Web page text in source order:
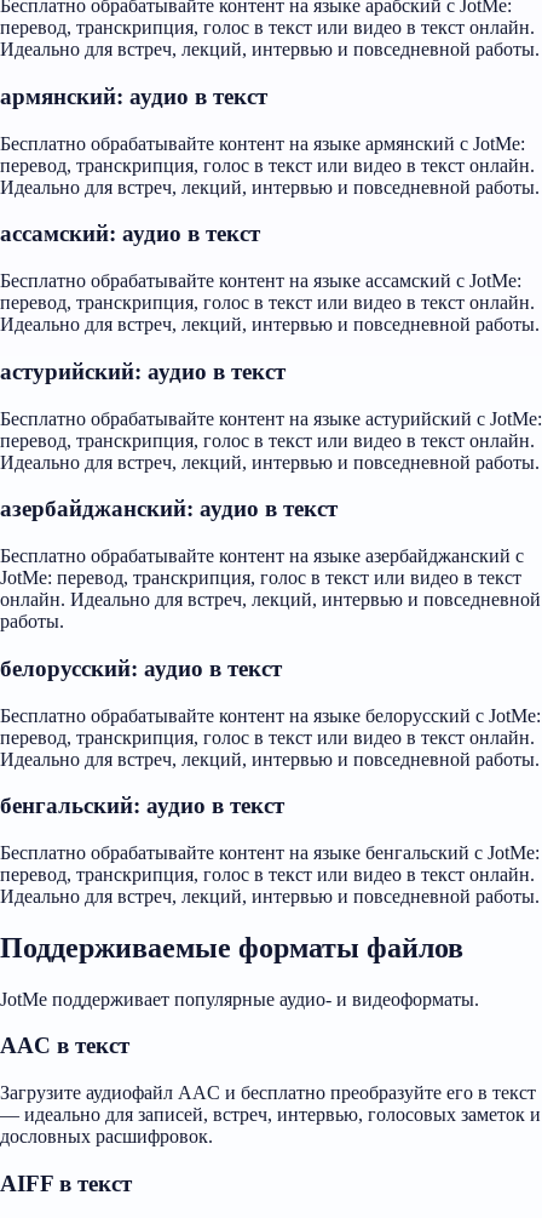
Бесплатно обрабатывайте контент на языке арабский с JotMe:
перевод, транскрипция, голос в текст или видео в текст онлайн.
Идеально для встреч, лекций, интервью и повседневной работы.
армянский: аудио в текст
Бесплатно обрабатывайте контент на языке армянский с JotMe:
перевод, транскрипция, голос в текст или видео в текст онлайн.
Идеально для встреч, лекций, интервью и повседневной работы.
ассамский: аудио в текст
Бесплатно обрабатывайте контент на языке ассамский с JotMe:
перевод, транскрипция, голос в текст или видео в текст онлайн.
Идеально для встреч, лекций, интервью и повседневной работы.
астурийский: аудио в текст
Бесплатно обрабатывайте контент на языке астурийский с JotMe:
перевод, транскрипция, голос в текст или видео в текст онлайн.
Идеально для встреч, лекций, интервью и повседневной работы.
азербайджанский: аудио в текст
Бесплатно обрабатывайте контент на языке азербайджанский с
JotMe: перевод, транскрипция, голос в текст или видео в текст
онлайн. Идеально для встреч, лекций, интервью и повседневной
работы.
белорусский: аудио в текст
Бесплатно обрабатывайте контент на языке белорусский с JotMe:
перевод, транскрипция, голос в текст или видео в текст онлайн.
Идеально для встреч, лекций, интервью и повседневной работы.
бенгальский: аудио в текст
Бесплатно обрабатывайте контент на языке бенгальский с JotMe:
перевод, транскрипция, голос в текст или видео в текст онлайн.
Идеально для встреч, лекций, интервью и повседневной работы.
Поддерживаемые форматы файлов
JotMe поддерживает популярные аудио- и видеоформаты.
AAC в текст
Загрузите аудиофайл AAC и бесплатно преобразуйте его в текст
— идеально для записей, встреч, интервью, голосовых заметок и
дословных расшифровок.
AIFF в текст